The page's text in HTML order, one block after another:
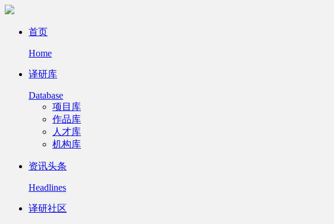
首页
Home
译研库
Database
项目库
作品库
人才库
机构库
资讯头条
Headlines
译研社区